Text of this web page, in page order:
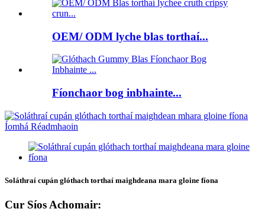
OEM/ ODM lyche blas torthaí...
Fíonchaor bog inbhainte...
Soláthraí cupán glóthach torthaí maighdeana mara gloine fíona
Cur Síos Achomair: